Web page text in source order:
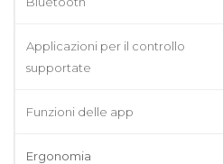
Applicazioni per il controllo
supportate
Funzioni delle app
Ergonomia